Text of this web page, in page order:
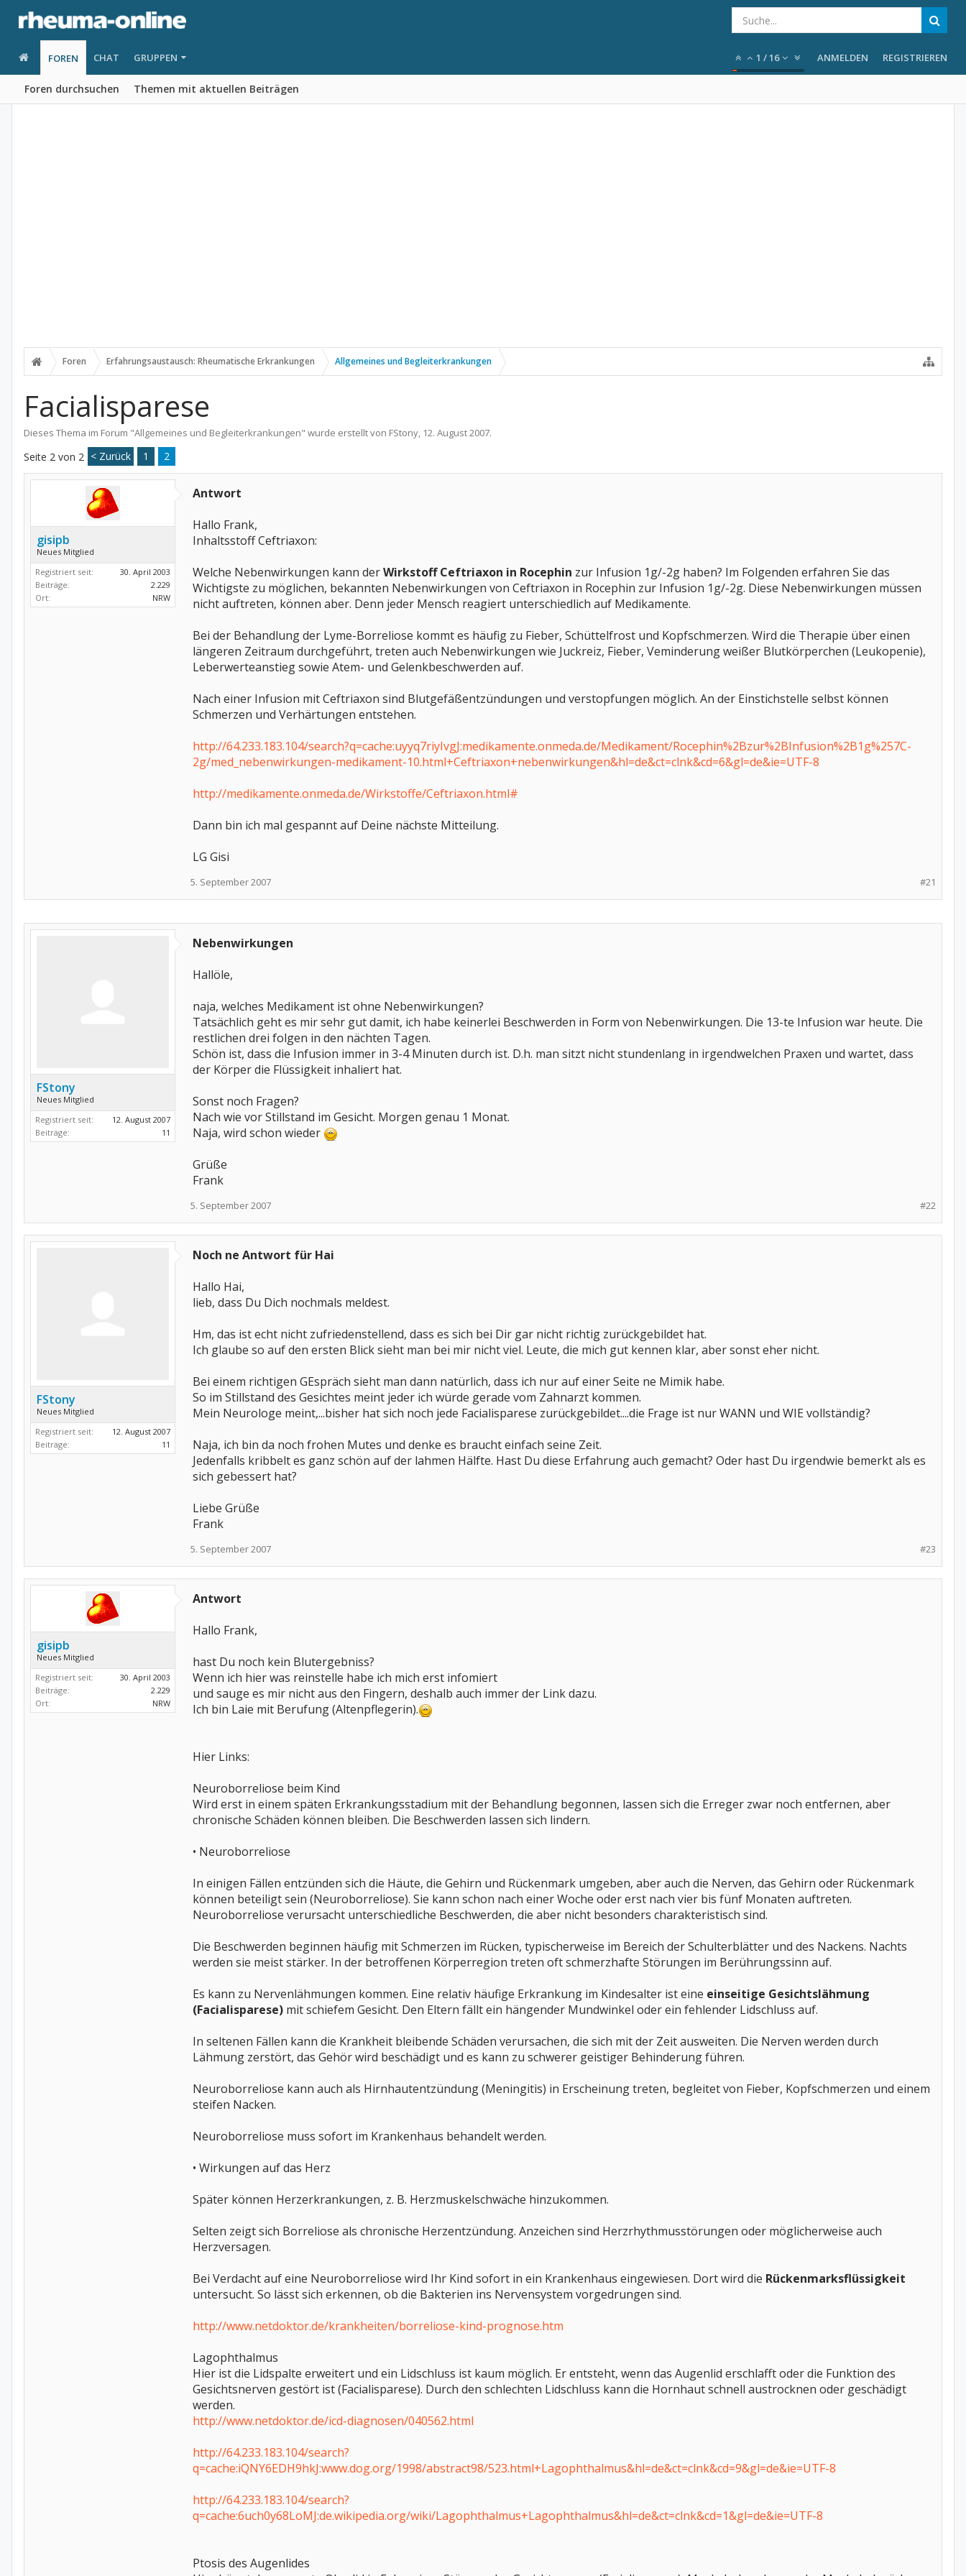
FOREN
Foren durchsuchen Themen mit aktuellen Beiträgen
CHAT GRUPPEN 1 /16 ANMELDEN REGISTRIEREN
Foren Erfahrungsaustausch: Rheumatische Erkrankungen Allgemeines und Begleiterkrankungen
Facialisparese
Dieses Thema im Forum "Allgemeines und Begleiterkrankungen" wurde erstellt von FStony, 12. August 2007.
Seite 2 von 2 < Zurück 1 2
gisipb
Neues Mitglied
Registriert seit:
30. April 2003
Beiträge:
2.229
Ort:
NRW
Antwort
Hallo Frank,
Inhaltsstoff Ceftriaxon:
Welche Nebenwirkungen kann derWirkstoff Ceftriaxon in Rocephin zur Infusion 1g/-2g haben? Im Folgenden erfahren Sie das
Wichtigste zu möglichen, bekannten Nebenwirkungen von Ceftriaxon in Rocephin zur Infusion 1g/-2g. Diese Nebenwirkungen müssen
nicht auftreten, können aber. Denn jeder Mensch reagiert unterschiedlich auf Medikamente.
Bei der Behandlung der Lyme-Borreliose kommt es häufig zu Fieber, Schüttelfrost und Kopfschmerzen. Wird die Therapie über einen
längeren Zeitraum durchgeführt, treten auch Nebenwirkungen wie Juckreiz, Fieber, Veminderung weißer Blutkörperchen (Leukopenie),
Leberwerteanstieg sowie Atem- und Gelenkbeschwerden auf.
Nach einer Infusion mit Ceftriaxon sind Blutgefäßentzündungen und verstopfungen möglich. An der Einstichstelle selbst können
Schmerzen und Verhärtungen entstehen.
http://64.233.183.104/search?q=cache:uyyq7riyIvgJ:medikamente.onmeda.de/Medikament/Rocephin%2Bzur%2BInfusion%2B1g%257C-
2g/med_nebenwirkungen-medikament-10.html+Ceftriaxon+nebenwirkungen&hl=de&ct=clnk&cd=6&gl=de&ie=UTF-8
http://medikamente.onmeda.de/Wirkstoffe/Ceftriaxon.html#
Dann bin ich mal gespannt auf Deine nächste Mitteilung.
LG Gisi
#21
5. September 2007
FStony
Neues Mitglied
Registriert seit:
12. August 2007
Beiträge:
11
Nebenwirkungen
Hallöle,
naja, welches Medikament ist ohne Nebenwirkungen?
Tatsächlich geht es mir sehr gut damit, ich habe keinerlei Beschwerden in Form von Nebenwirkungen. Die 13-te Infusion war heute. Die
restlichen drei folgen in den nächten Tagen.
Schön ist, dass die Infusion immer in 3-4 Minuten durch ist. D.h. man sitzt nicht stundenlang in irgendwelchen Praxen und wartet, dass
der Körper die Flüssigkeit inhaliert hat.
Sonst noch Fragen?
Nach wie vor Stillstand im Gesicht. Morgen genau 1 Monat.
Naja, wird schon wieder
Grüße
Frank
#22
5. September 2007
FStony
Neues Mitglied
Registriert seit:
12. August 2007
Beiträge:
11
Noch ne Antwort für Hai
Hallo Hai,
lieb, dass Du Dich nochmals meldest.
Hm, das ist echt nicht zufriedenstellend, dass es sich bei Dir gar nicht richtig zurückgebildet hat.
Ich glaube so auf den ersten Blick sieht man bei mir nicht viel. Leute, die mich gut kennen klar, aber sonst eher nicht.
Bei einem richtigen GEspräch sieht man dann natürlich, dass ich nur auf einer Seite ne Mimik habe.
So im Stillstand des Gesichtes meint jeder ich würde gerade vom Zahnarzt kommen.
Mein Neurologe meint,...bisher hat sich noch jede Facialisparese zurückgebildet....die Frage ist nur WANN und WIE vollständig?
Naja, ich bin da noch frohen Mutes und denke es braucht einfach seine Zeit.
Jedenfalls kribbelt es ganz schön auf der lahmen Hälfte. Hast Du diese Erfahrung auch gemacht? Oder hast Du irgendwie bemerkt als es
sich gebessert hat?
Liebe Grüße
Frank
#23
5. September 2007
gisipb
Neues Mitglied
Registriert seit:
30. April 2003
Beiträge:
2.229
Ort:
NRW
Antwort
Hallo Frank,
hast Du noch kein Blutergebniss?
Wenn ich hier was reinstelle habe ich mich erst infomiert
und sauge es mir nicht aus den Fingern, deshalb auch immer der Link dazu.
Ich bin Laie mit Berufung (Altenpflegerin).
Hier Links:
Neuroborreliose beim Kind
Wird erst in einem späten Erkrankungsstadium mit der Behandlung begonnen, lassen sich die Erreger zwar noch entfernen, aber
chronische Schäden können bleiben. Die Beschwerden lassen sich lindern.
• Neuroborreliose
In einigen Fällen entzünden sich die Häute, die Gehirn und Rückenmark umgeben, aber auch die Nerven, das Gehirn oder Rückenmark
können beteiligt sein (Neuroborreliose). Sie kann schon nach einer Woche oder erst nach vier bis fünf Monaten auftreten.
Neuroborreliose verursacht unterschiedliche Beschwerden, die aber nicht besonders charakteristisch sind.
Die Beschwerden beginnen häufig mit Schmerzen im Rücken, typischerweise im Bereich der Schulterblätter und des Nackens. Nachts
werden sie meist stärker. In der betroffenen Körperregion treten oft schmerzhafte Störungen im Berührungssinn auf.
Es kann zu Nervenlähmungen kommen. Eine relativ häufige Erkrankung im Kindesalter ist eine einseitige Gesichtslähmung
(Facialisparese) mit schiefem Gesicht. Den Eltern fällt ein hängender Mundwinkel oder ein fehlender Lidschluss auf.
In seltenen Fällen kann die Krankheit bleibende Schäden verursachen, die sich mit der Zeit ausweiten. Die Nerven werden durch
Lähmung zerstört, das Gehör wird beschädigt und es kann zu schwerer geistiger Behinderung führen.
Neuroborreliose kann auch als Hirnhautentzündung (Meningitis) in Erscheinung treten, begleitet von Fieber, Kopfschmerzen und einem
steifen Nacken.
Neuroborreliose muss sofort im Krankenhaus behandelt werden.
• Wirkungen auf das Herz
Später können Herzerkrankungen, z. B. Herzmuskelschwäche hinzukommen.
Selten zeigt sich Borreliose als chronische Herzentzündung. Anzeichen sind Herzrhythmusstörungen oder möglicherweise auch
Herzversagen.
Bei Verdacht auf eine Neuroborreliose wird Ihr Kind sofort in ein Krankenhaus eingewiesen. Dort wird die Rückenmarksflüssigkeit
untersucht. So lässt sich erkennen, ob die Bakterien ins Nervensystem vorgedrungen sind.
http://www.netdoktor.de/krankheiten/borreliose-kind-prognose.htm
Lagophthalmus
Hier ist die Lidspalte erweitert und ein Lidschluss ist kaum möglich. Er entsteht, wenn das Augenlid erschlafft oder die Funktion des
Gesichtsnerven gestört ist (Facialisparese). Durch den schlechten Lidschluss kann die Hornhaut schnell austrocknen oder geschädigt
werden.
http://www.netdoktor.de/icd-diagnosen/040562.html
http://64.233.183.104/search?
q=cache:iQNY6EDH9hkJ:www.dog.org/1998/abstract98/523.html+Lagophthalmus&hl=de&ct=clnk&cd=9&gl=de&ie=UTF-8
http://64.233.183.104/search?
q=cache:6uch0y68LoMJ:de.wikipedia.org/wiki/Lagophthalmus+Lagophthalmus&hl=de&ct=clnk&cd=1&gl=de&ie=UTF-8
Ptosis des Augenlides